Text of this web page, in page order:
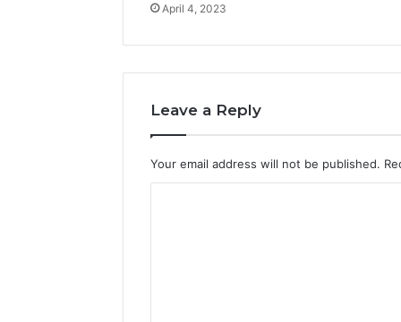
April 4, 2023
Leave a Reply
Your email address will not be published.